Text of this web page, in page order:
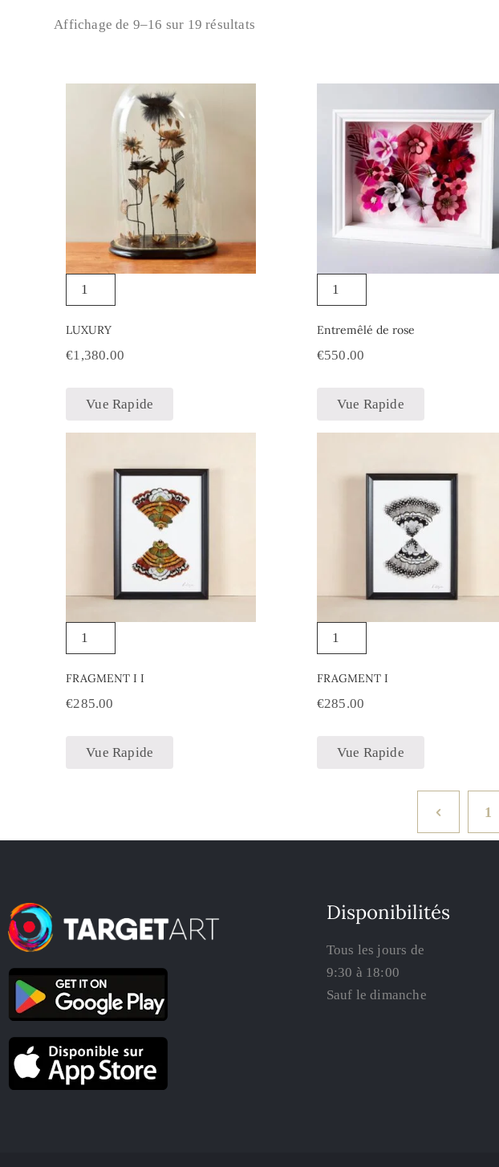
Affichage de 9–16 sur 19 résultats
LUXURY
€1,380.00
Vue Rapide
Entremêlé de rose
€550.00
Vue Rapide
FRAGMENT I I
€285.00
Vue Rapide
FRAGMENT I
€285.00
Vue Rapide
1
Disponibilités
Tous les jours de
9:30 à 18:00
Sauf le dimanche